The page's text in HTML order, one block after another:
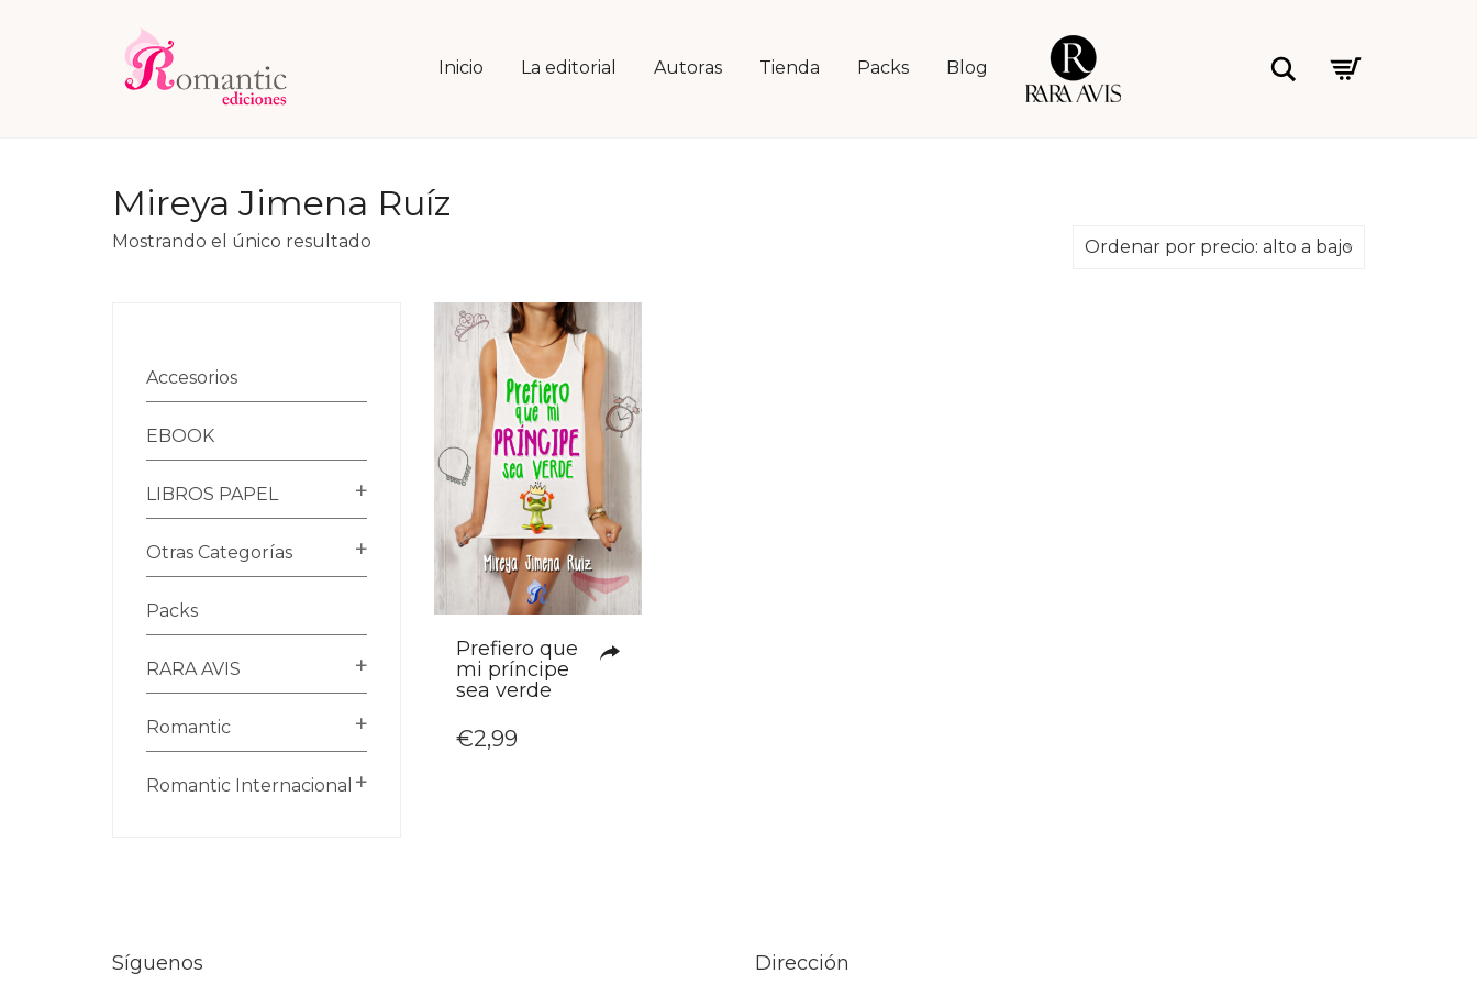
Inicio La editorial Autoras Tienda Packs Blog
Buscar
Mireya Jimena Ruíz
Mostrando el único resultado Ordenar por precio: alto a bajo
Prefiero que
mi príncipe
sea verde
€2,99
Accesorios
EBOOK
LIBROS PAPEL
Otras Categorías
Packs
RARA AVIS
Romantic
Romantic Internacional
Síguenos Dirección